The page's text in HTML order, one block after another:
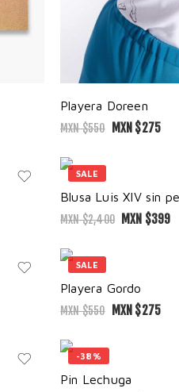
Playera Doreen
MXN $550 MXN $275
SALE
Blusa Luis XIV sin
MXN $2,400 MXN $399
SALE
Playera Gordo
MXN $550 MXN $275
-38%
Pin Lechuga